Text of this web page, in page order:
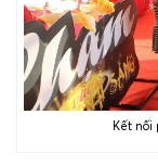
Kết nối